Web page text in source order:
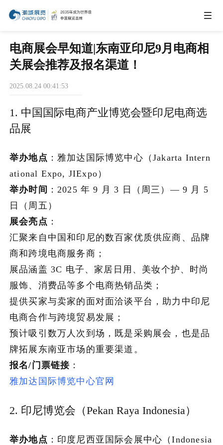
IEAE
IGHE
商务合作
关于我们
加入潮域
电商展会早知道|东南亚印尼9月电商相
关展会推荐及报名渠道！
2025.08.24 00:41:53
1. 中国国际电商产业博览会暨印尼电商选
品展
举办地点 ：雅加达国际博览中心（Jakarta Intern
ational Expo, JIExpo）
举办时间 ：2025 年 9 月 3 日（周三）— 9 月 5
日（周五）
展会亮点 ：
汇聚来自中国和印尼的数百家优质供应商、品牌
商和跨境电商服务商；
展品涵盖 3C 电子、家居日用、美妆个护、时尚
服饰、消费品等多个电商热销品类；
提供买家与卖家的面对面洽谈平台，助力中印尼
电商合作与跨境贸易发展；
预计吸引数万人次到场，既是采购展会，也是品
牌拓展东南亚市场的重要渠道。
报名/门票链接 ：
雅加达国际博览中心官网
2. 印尼博览会（Pekan Raya Indonesia）
举办地点 ：印度尼西亚国际会展中心（Indonesia